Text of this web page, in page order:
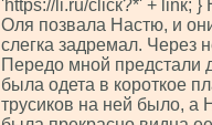
'httрs://li.ru/сliск?*' + linк;
Оля позвала Настю, и
слегка задремал. Через
Передо мной
была одета в короткое
трусиков на ней было, а